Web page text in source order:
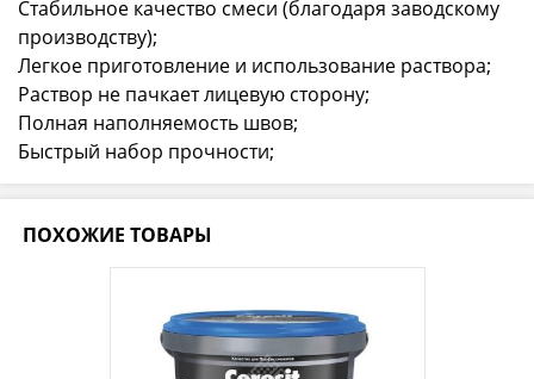
Стабильное качество смеси (благодаря заводскому
производству);
Легкое приготовление и использование раствора;
Раствор не пачкает лицевую сторону;
Полная наполняемость швов;
Быстрый набор прочности;
ПОХОЖИЕ ТОВАРЫ